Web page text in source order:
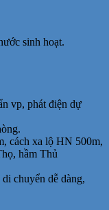
sinh hoạt.
vp, phát điện dự
cách xa lộ HN 500m,
hầm Thủ
chuyển dễ dàng,